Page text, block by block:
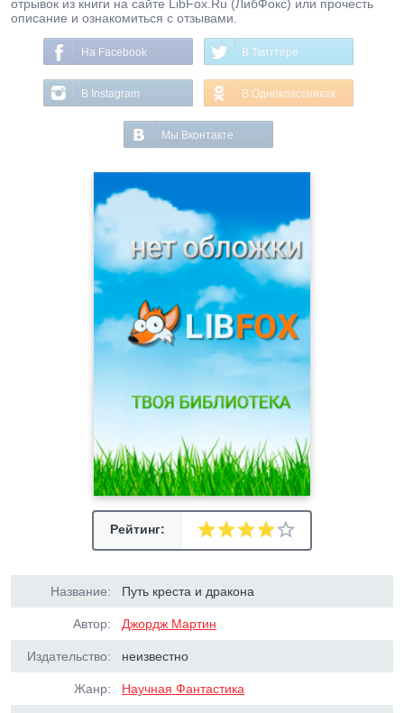
отрывок из книги на сайте LibFox.Ru (ЛибФокс) или прочесть
описание и ознакомиться с отзывами.
На Facebook В Твиттере
В Instagram В Одноклассниках
Мы Вконтакте
Рейтинг:
Название: Путь креста и дракона
Автор: Джордж Мартин
Издательство: неизвестно
Жанр: Научная Фантастика